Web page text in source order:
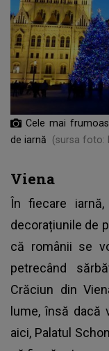
Cele mai
de iarnă
(sursa foto:
Viena
În fiecare
decorațiunile de
că românii se
petrecând
Crăciun din
lume, însă dacă
aici, Palatul